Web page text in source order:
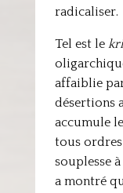
radicaliser.
Tel est le
affaiblie
désertions
accumule
tous ordres
souplesse
a montré